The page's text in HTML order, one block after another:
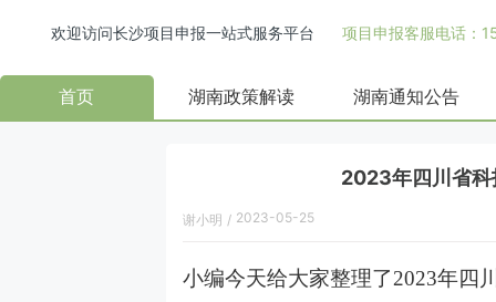
欢迎访问长沙项目申报一站式服务平台 项目申报客服电话：
首页 湖南政策解读 湖南通知公告
2023年四川省科
谢小明 / 2023-05-25
小编今天给大家整理了2023年四